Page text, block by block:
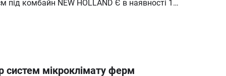
під комбайн NEW HOLLAND Є в наявності 1
для щільних посівів кукурудзи
профіль - краще копіювання рельєфу
систем мікроклімату ферм